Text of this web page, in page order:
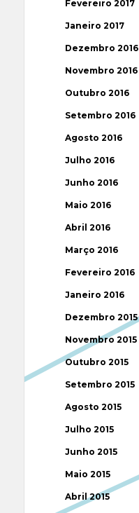
Fevereiro 2017
Janeiro 2017
Dezembro 2016
Novembro 2016
Outubro 2016
Setembro 2016
Agosto 2016
Julho 2016
Junho 2016
Maio 2016
Abril 2016
Março 2016
Fevereiro 2016
Janeiro 2016
Dezembro 2015
Novembro 2015
Outubro 2015
Setembro 2015
Agosto 2015
Julho 2015
Junho 2015
Maio 2015
Abril 2015